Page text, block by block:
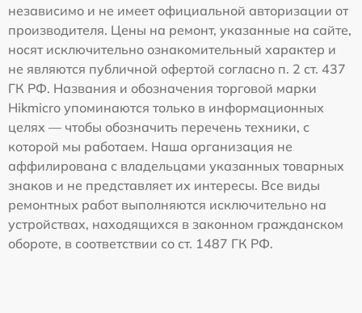
независимо и не имеет официальной авторизации от
производителя. Цены на ремонт, указанные на сайте,
носят исключительно ознакомительный характер и
не являются публичной офертой согласно п. 2 ст. 437
ГК РФ. Названия и обозначения торговой марки
Hikmicro упоминаются только в информационных
целях — чтобы обозначить перечень техники, с
которой мы работаем. Наша организация не
аффилирована с владельцами указанных товарных
знаков и не представляет их интересы. Все виды
ремонтных работ выполняются исключительно на
устройствах, находящихся в законном гражданском
обороте, в соответствии со ст. 1487 ГК РФ.